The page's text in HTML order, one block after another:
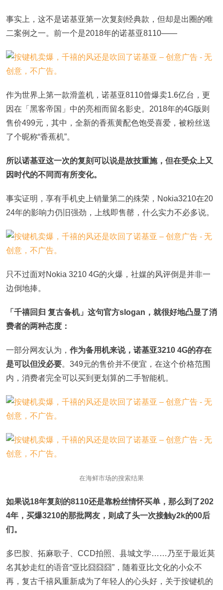
事实上，这不是诺基亚第一次复刻经典款，但却是出圈的唯
二案例之一。前一个是2018年的诺基亚8110——
作为世界上第一款滑盖机，诺基亚8110曾爆卖1.6亿台，更
因在「黑客帝国」中的亮相而留名影史。2018年的4G版则
售价499元，其中，全新的香蕉黄配色饱受喜爱，被粉丝送
了个昵称“香蕉机”。
所以诺基亚这一次的复刻可以说是故技重施，但在受众上又
因时代的不同而有所变化。
事实证明，享有手机史上销量第二的殊荣，Nokia3210在20
24年的影响力仍旧强劲，上线即售罄，什么实力不必多说。
只不过面对Nokia 3210 4G的火爆，社媒的风评倒是并非一
边倒地捧。
「千禧回归 复古备机」这句官方slogan，就很好地凸显了消
费者的两种态度：
一部分网友认为， 作为备用机来说，诺基亚3210 4G的存在
是可以但没必要。349元的售价并不便宜，在这个价格范围
内，消费者完全可以买到更划算的二手智能机。
在海鲜市场的搜索结果
如果说18年复刻的8110还是靠粉丝情怀买单，那么到了202
4年，买爆3210的那批网友，则成了头一次接触y2k的00后
们。
多巴胺、拓麻歌子、CCD拍照、县城文学……乃至于最近莫
名其妙走红的语音“亚比囧囧囧”，随着亚比文化的小众不
再，复古千禧风重新成为了年轻人的心头好，关于按键机的